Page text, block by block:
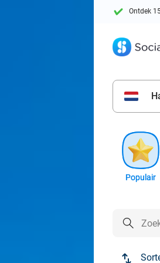
Ontdek
Populair